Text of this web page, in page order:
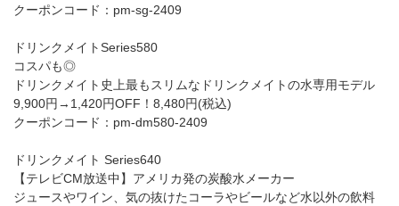
クーポンコード：pm-sg-2409
ドリンクメイトSeries580
コスパも◎
ドリンクメイト史上最もスリムなドリンクメイトの水専用モデル
9,900円→1,420円OFF！8,480円(税込)
クーポンコード：pm-dm580-2409
ドリンクメイト Series640
【テレビCM放送中】アメリカ発の炭酸水メーカー
ジュースやワイン、気の抜けたコーラやビールなど水以外の飲料